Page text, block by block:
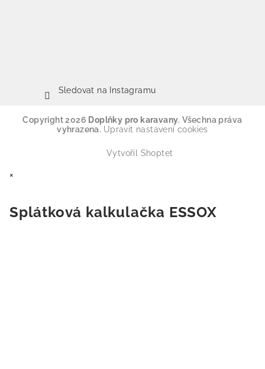
Sledovat na Instagramu
Copyright 2026 Doplňky pro karavany. Všechna práva
vyhrazena. Upravit nastavení cookies
Vytvořil Shoptet
×
Splátková kalkulačka ESSOX